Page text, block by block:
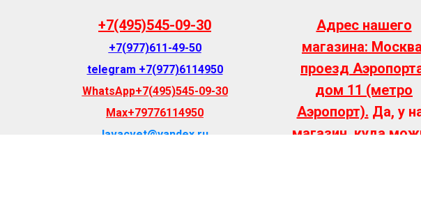
+7(495)545-09-30
+7(977)611-49-50
telegram +7(977)6114950
WhatsApp+7(495)545-09-30
Max+79776114950
lavacvet@yandex.ru
Адрес нашего
магазина:
проезд
дом 11 (метро
Аэропорт). Да, у
магазин, куда